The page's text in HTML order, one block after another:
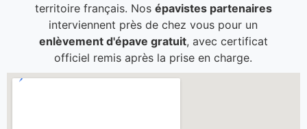
territoire français. Nos épavistes partenaires
interviennent près de chez vous pour un
enlèvement d'épave gratuit, avec certificat
officiel remis après la prise en charge.